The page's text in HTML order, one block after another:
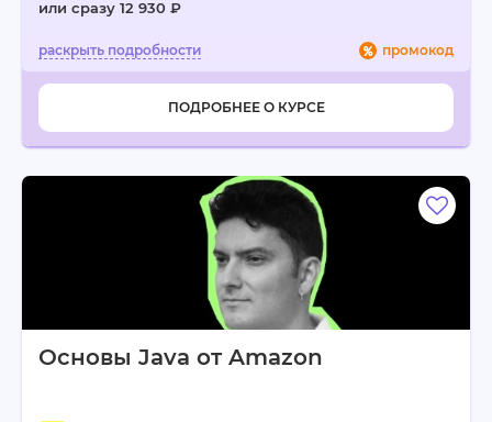
или сразу 12 930 ₽
промокод
ПОДРОБНЕЕ О КУРСЕ
Основы Java от Amazon